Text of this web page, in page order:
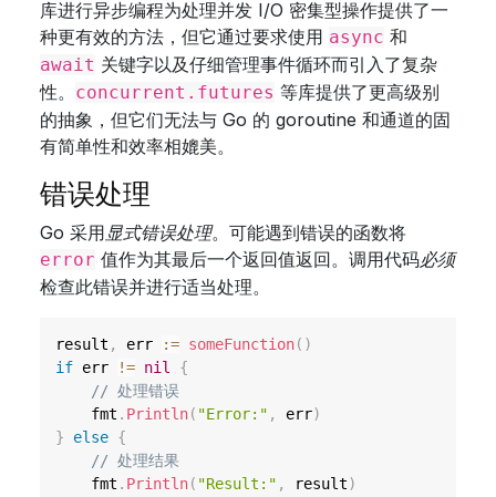
库进行异步编程为处理并发 I/O 密集型操作提供了一
种更有效的方法，但它通过要求使用 async 和
await 关键字以及仔细管理事件循环而引入了复杂
性。 concurrent.futures 等库提供了更高级别
的抽象，但它们无法与 Go 的 goroutine 和通道的固
有简单性和效率相媲美。
错误处理
Go 采用 显式错误处理。可能遇到错误的函数将
error 值作为其最后一个返回值返回。调用代码必须
检查此错误并进行适当处理。
result , err := someFunction( )
if err != nil
{
// 处理错误
    fmt
. Println( "Error:" , err)
}
else {
// 处理结果
    fmt
. Println( "Result:" , result)